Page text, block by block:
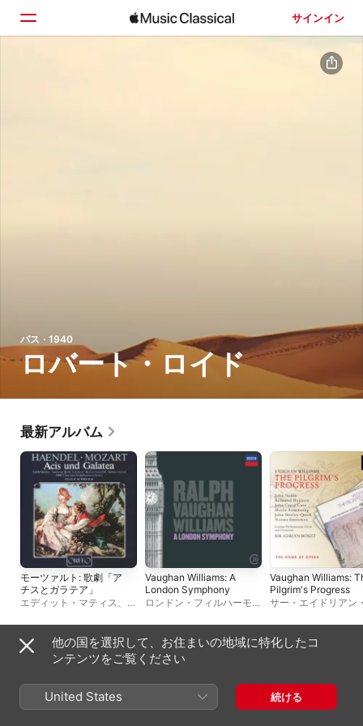
サインイン
バス · 1940
ロバート・ロイド
最新アルバム
モーツァルト: 歌劇「ア
チスとガラテア」
エディット・マティス、 ウ
ート・ギャンビル、アンソ
ニー・ロルフ・ジョンソ
ン、 ロバート・ロイド、ペ
ーター・シュライアー
Vaughan Williams: A
London Symphony
ロンドン・フィルハーモニ
リントン
Vaughan Williams:
Pilgrim's Progress
サー・エイドリアン
その他のアーティスト
他の国を選択して、お住まいの地域に特化したコ
ンテンツをご覧ください
United States 続ける